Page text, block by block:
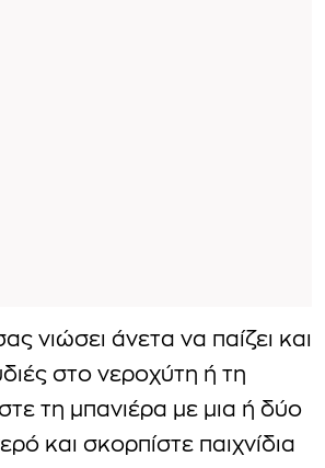
νιώσει άνετα να παίζει και
στο νεροχύτη ή τη
τη μπανιέρα με μια ή δύο
και σκορπίστε παιχνίδια